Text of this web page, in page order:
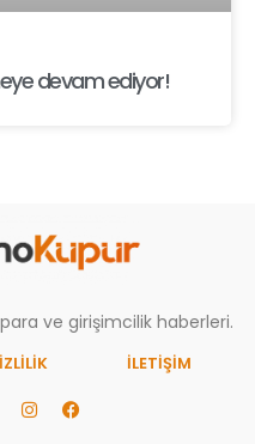
devam ediyor!
ve girişimcilik haberleri.
İLETİŞİM